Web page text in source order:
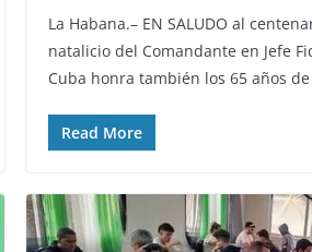
La Habana.– EN SALUDO al
natalicio del Comandante en Jefe
Cuba honra también los 65 años de
Read More